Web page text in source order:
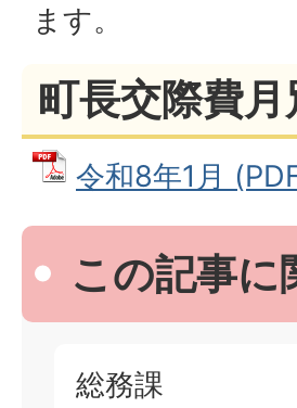
ます。
町長交際費
令和8年1月
この記事に
総務課